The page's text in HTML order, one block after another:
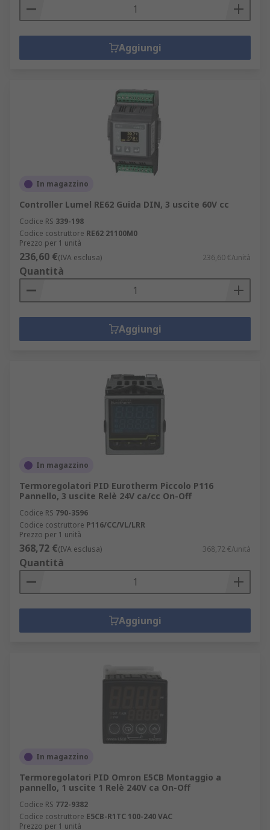
Aggiungi
In magazzino
Controller Lumel RE62 Guida DIN, 3 uscite 60V cc
Codice RS 339-198
Codice costruttore RE62 21100M0
Prezzo per 1 unità
236,60 €(IVA esclusa) 236,60 €/unità
Quantità
Aggiungi
In magazzino
Termoregolatori PID Eurotherm Piccolo P116
Pannello, 3 uscite Relè 24V ca/cc On-Off
Codice RS 790-3596
Codice costruttore P116/CC/VL/LRR
Prezzo per 1 unità
368,72 €(IVA esclusa) 368,72 €/unità
Quantità
Aggiungi
In magazzino
Termoregolatori PID Omron E5CB Montaggio a
pannello, 1 uscite 1 Relè 240V ca On-Off
Codice RS 772-9382
Codice costruttore E5CB-R1TC 100-240 VAC
Prezzo per 1 unità